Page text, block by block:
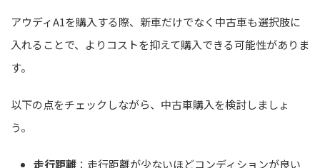
アウディA1を購入する際、新車だけでなく中古車も選択肢に
入れることで、よりコストを抑えて購入できる可能性がありま
す。
以下の点をチェックしながら、中古車購入を検討しましょ
う。
走行距離 ：走行距離が少ないほどコンディションが良い